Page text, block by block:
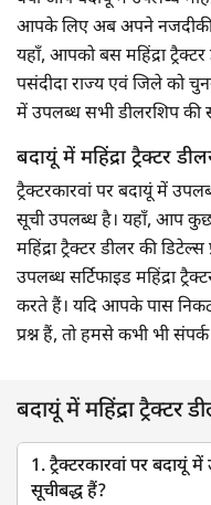
आपके लिए अब अपने नजदीकी
यहाँ, आपको बस महिंद्रा
पसंदीदा राज्य एवं जिले को
में उपलब्ध सभी डीलरशिप की
बदायूं में महिंद्रा ट्रैक्टर
ट्रैक्टरकारवां पर बदायूं में
सूची उपलब्ध है। यहाँ, आप
महिंद्रा ट्रैक्टर डीलर की
उपलब्ध सर्टिफाइड महिंद्रा
करते हैं। यदि आपके पास
प्रश्न हैं, तो हमसे कभी भी
बदायूं में महिंद्रा ट्रैक्टर
1. ट्रैक्टरकारवां पर बदायूं में
सूचीबद्ध हैं?